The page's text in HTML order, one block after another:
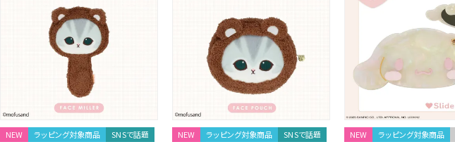
NEW ラッピング対象商品 SNSで話題 NEW ラッピング対象商品
SNSで話題
NEW ラッピング対象商品